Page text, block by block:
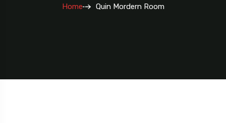
Home Quin Mordern Room